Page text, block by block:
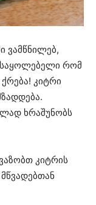
ვამწნილებ,
რომ
კიტრი
ხრაშუნობს
კიტრის